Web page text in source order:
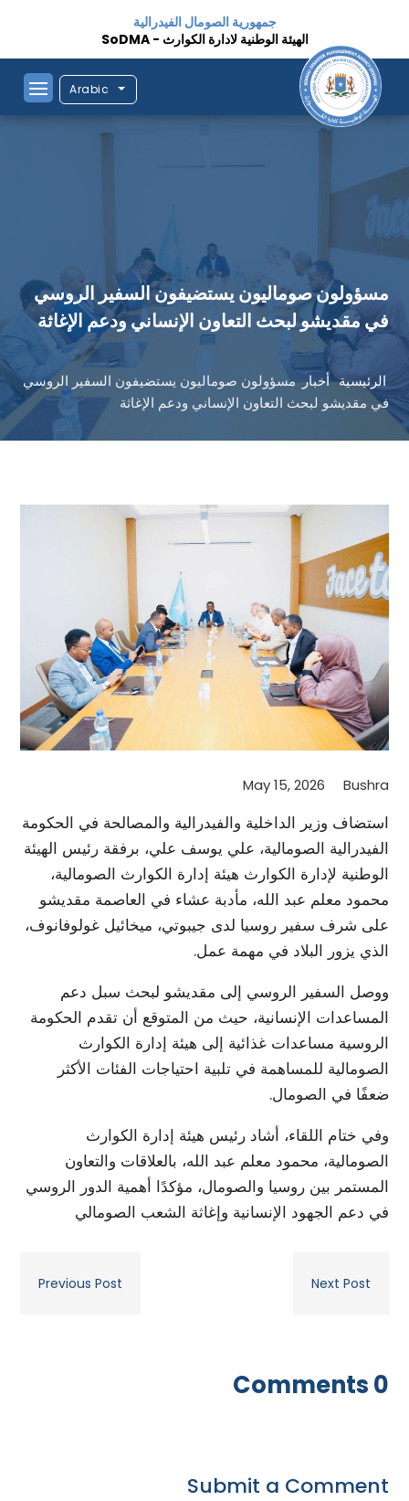
جمهورية الصومال الفيدرالية
الهيئة الوطنية لادارة الكوارث - SoDMA
Arabic
مسؤولون صوماليون يستضيفون السفير الروسي
في مقديشو لبحث التعاون الإنساني ودعم الإغاثة
الرئيسية أخبار مسؤولون صوماليون يستضيفون السفير الروسي
في مقديشو لبحث التعاون الإنساني ودعم الإغاثة
Bushra
May 15, 2026
استضاف وزير الداخلية والفيدرالية والمصالحة في الحكومة
الفيدرالية الصومالية، علي يوسف علي، برفقة رئيس الهيئة
الوطنية لإدارة الكوارث هيئة إدارة الكوارث الصومالية،
محمود معلم عبد الله، مأدبة عشاء في العاصمة مقديشو
على شرف سفير روسيا لدى جيبوتي، ميخائيل غولوفانوف،
الذي يزور البلاد في مهمة عمل.
ووصل السفير الروسي إلى مقديشو لبحث سبل دعم
المساعدات الإنسانية، حيث من المتوقع أن تقدم الحكومة
الروسية مساعدات غذائية إلى هيئة إدارة الكوارث
الصومالية للمساهمة في تلبية احتياجات الفئات الأكثر
ضعفًا في الصومال.
وفي ختام اللقاء، أشاد رئيس هيئة إدارة الكوارث
الصومالية، محمود معلم عبد الله، بالعلاقات والتعاون
المستمر بين روسيا والصومال، مؤكدًا أهمية الدور الروسي
في دعم الجهود الإنسانية وإغاثة الشعب الصومالي
Previous Post Next Post
0 Comments
Submit a Comment